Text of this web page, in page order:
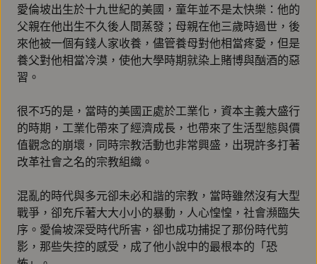
愛倫坡出生於十九世紀的美國，童年並不是太快樂：他的
父親在他出生不久後人間蒸發；母親在他三歲時過世，後
來他被一個有錢人家收養，儘管養母對他相當疼愛，但是
養父對他相當冷漠，使他大學時期就染上賭博與酗酒的惡
習。
很不巧的是，當時的美國正處於工業化，資本主義大盛行
的時期，工業化帶來了經濟成長，也帶來了生活型態與價
值觀念的崩壞，同時宗教活動也非常興盛，出現許多打著
改革社會之名的宗教組織。
混亂的時代與多元卻未必和諧的宗教，當時雖然沒有大型
戰爭，卻充斥著大大小小的暴動，人心惶惶，社會瀕臨失
序。愛倫坡深受時代所害，卻也成功捕捉了那份時代剪
影，那些失控的感受，成了他小說中的最根本的「恐